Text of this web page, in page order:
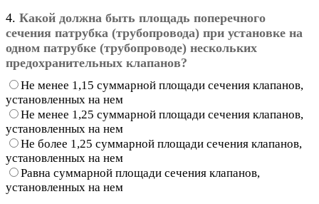
4. Какой должна быть площадь поперечного
сечения патрубка (трубопровода) при установке на
одном патрубке (трубопроводе) нескольких
предохранительных клапанов?
Не менее 1,15 суммарной площади сечения клапанов,
установленных на нем
Не менее 1,25 суммарной площади сечения клапанов,
установленных на нем
Не более 1,25 суммарной площади сечения клапанов,
установленных на нем
Равна суммарной площади сечения клапанов,
установленных на нем